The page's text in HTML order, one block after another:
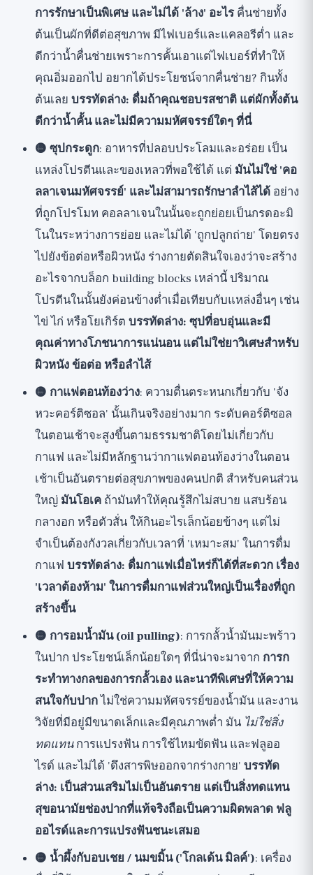
การรักษาเป็นพิเศษ และไม่ได้ 'ล้าง' อะไรคื่นช่ายทั้ง
ต้นเป็นผักที่ดีต่อสุขภาพ มีไฟเบอร์และแคลอรีต่ำ และ
ดีกว่าน้ำคื่นช่ายเพราะการคั้นเอาแต่ไฟเบอร์ที่ทำให้
คุณอิ่มออกไป อยากได้ประโยชน์จากคื่นช่าย? กินทั้ง
ต้นเลย บรรทัดล่าง: ดื่มถ้าคุณชอบรสชาติ แต่ผักทั้งต้น
ดีกว่าน้ำคั้น และไม่มีความมหัศจรรย์ใดๆ ที่นี่
🟡 ซุปกระดูก: อาหารที่ปลอบประโลมและอร่อย เป็น
แหล่งโปรตีนและของเหลวที่พอใช้ได้ แต่ มันไม่ใช่ 'คอ
ลลาเจนมหัศจรรย์' และไม่สามารถรักษาลำไส้ได้ อย่าง
ที่ถูกโปรโมท คอลลาเจนในนั้นจะถูกย่อยเป็นกรดอะมิ
โนในระหว่างการย่อย และไม่ได้ 'ถูกปลูกถ่าย' โดยตรง
ไปยังข้อต่อหรือผิวหนัง ร่างกายตัดสินใจเองว่าจะสร้าง
อะไรจากบล็อก building blocks เหล่านี้ ปริมาณ
โปรตีนในนั้นยังค่อนข้างต่ำเมื่อเทียบกับแหล่งอื่นๆ เช่น
ไข่ ไก่ หรือโยเกิร์ต บรรทัดล่าง: ซุปที่อบอุ่นและมี
คุณค่าทางโภชนาการแน่นอน แต่ไม่ใช่ยาวิเศษสำหรับ
ผิวหนัง ข้อต่อ หรือลำไส้
🟡 กาแฟตอนท้องว่าง: ความตื่นตระหนกเกี่ยวกับ 'จัง
หวะคอร์ติซอล' นั้นเกินจริงอย่างมาก ระดับคอร์ติซอล
ในตอนเช้าจะสูงขึ้นตามธรรมชาติโดยไม่เกี่ยวกับ
กาแฟ และไม่มีหลักฐานว่ากาแฟตอนท้องว่างในตอน
เช้าเป็นอันตรายต่อสุขภาพของคนปกติ สำหรับคนส่วน
ใหญ่ มันโอเค ถ้ามันทำให้คุณรู้สึกไม่สบาย แสบร้อน
กลางอก หรือตัวสั่น ให้กินอะไรเล็กน้อยข้างๆ แต่ไม่
จำเป็นต้องกังวลเกี่ยวกับเวลาที่ 'เหมาะสม' ในการดื่ม
กาแฟ บรรทัดล่าง: ดื่มกาแฟเมื่อไหร่ก็ได้ที่สะดวก เรื่อง
'เวลาต้องห้าม' ในการดื่มกาแฟส่วนใหญ่เป็นเรื่องที่ถูก
สร้างขึ้น
🟡 การอมน้ำมัน (oil pulling): การกลั้วน้ำมันมะพร้าว
ในปาก ประโยชน์เล็กน้อยใดๆ ที่นี่น่าจะมาจาก การก
ระทำทางกลของการกลั้วเอง และนาทีพิเศษที่ให้ความ
สนใจกับปากไม่ใช่ความมหัศจรรย์ของน้ำมัน และงาน
วิจัยที่มีอยู่มีขนาดเล็กและมีคุณภาพต่ำ มัน ไม่ใช่สิ่ง
ทดแทนการแปรงฟัน การใช้ไหมขัดฟัน และฟลูออ
ไรด์ และไม่ได้ 'ดึงสารพิษออกจากร่างกาย' บรรทัด
ล่าง: เป็นส่วนเสริมไม่เป็นอันตราย แต่เป็นสิ่งทดแทน
สุขอนามัยช่องปากที่แท้จริงถือเป็นความผิดพลาด ฟลู
ออไรด์และการแปรงฟันชนะเสมอ
🟡 น้ำผึ้งกับอบเชย / นมขมิ้น ('โกลเด้น มิลค์'): เครื่อง